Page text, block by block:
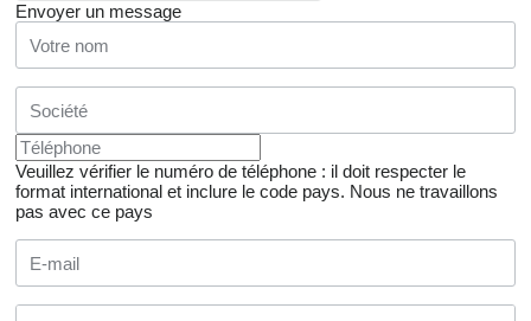
Envoyer un message
Veuillez vérifier le numéro de téléphone : il doit respecter le
format international et inclure le code pays. Nous ne travaillons
pas avec ce pays